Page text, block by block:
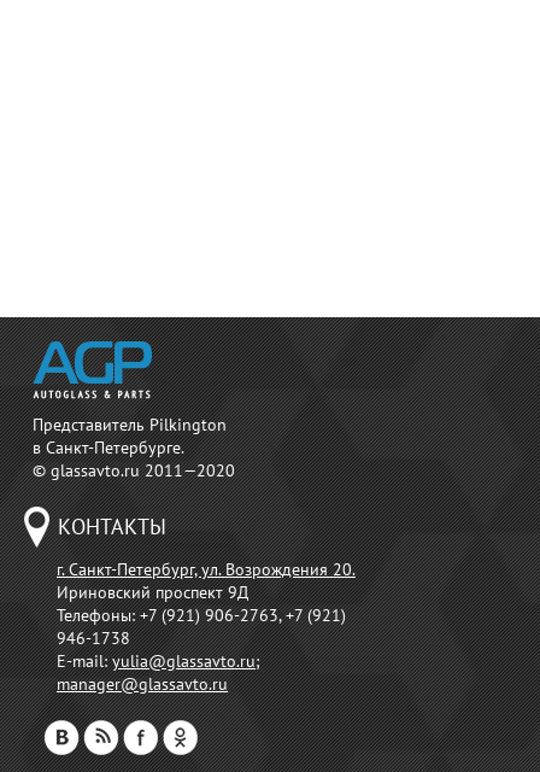
Представитель Pilkington
в Санкт-Петербурге.
© glassavto.ru 2011—2020
КОНТАКТЫ
г. Санкт-Петербург, ул. Возрождения 20.
Ириновский проспект 9Д
Телефоны:+7 (921) 906-2763, +7 (921)
946-1738
E-mail:yulia@glassavto.ru;
manager@glassavto.ru